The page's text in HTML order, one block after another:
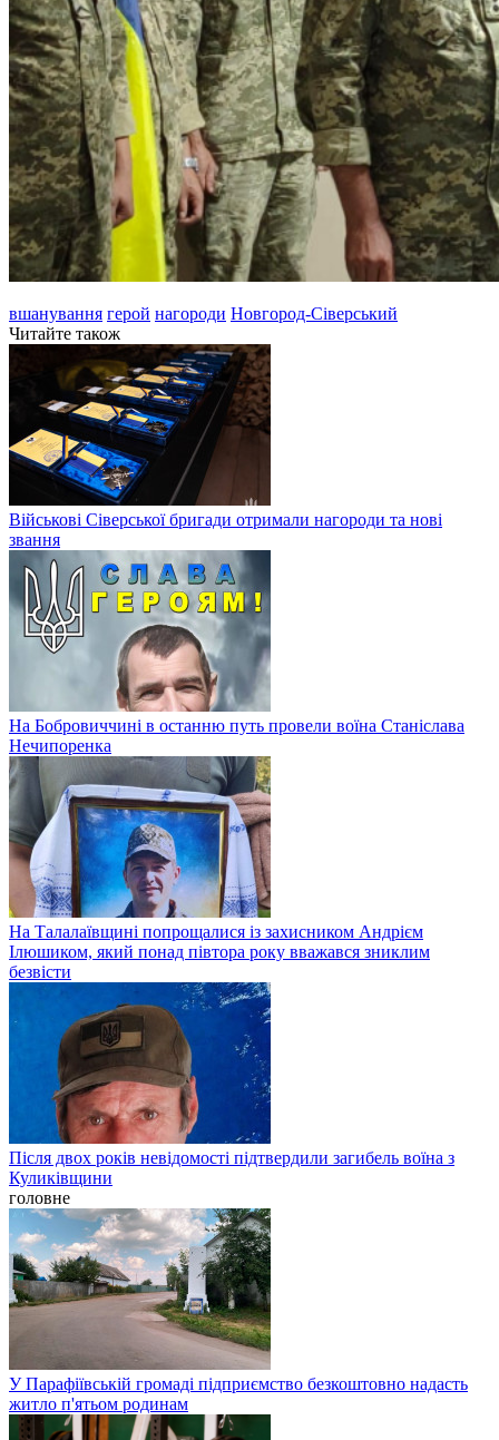
вшанування герой нагороди Новгород-Сіверський
Читайте також
Військові Сіверської бригади отримали нагороди та нові
звання
На Бобровиччині в останню путь провели воїна Станіслава
Нечипоренка
На Талалаївщині попрощалися із захисником Андрієм
Ілюшиком, який понад півтора року вважався зниклим
безвісти
Після двох років невідомості підтвердили загибель воїна з
Куликівщини
головне
У Парафіївській громаді підприємство безкоштовно надасть
житло п'ятьом родинам